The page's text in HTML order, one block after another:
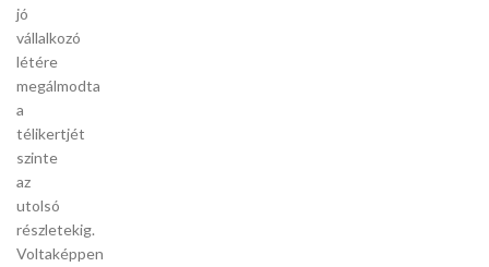
jó
vállalkozó
létére
megálmodta
a
télikertjét
szinte
az
utolsó
részletekig.
Voltaképpen